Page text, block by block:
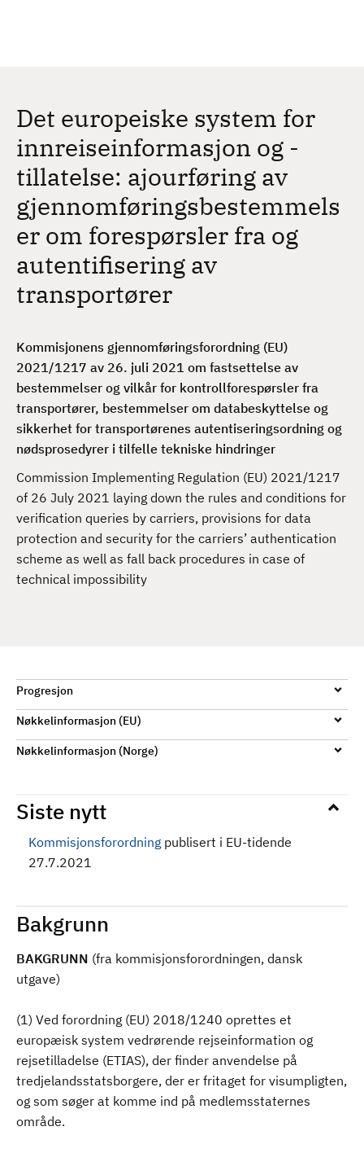
Det europeiske system for
innreiseinformasjon og -
tillatelse: ajourføring av
gjennomføringsbestemmels
er om forespørsler fra og
autentifisering av
transportører
Kommisjonens gjennomføringsforordning (EU)
2021/1217 av 26. juli 2021 om fastsettelse av
bestemmelser og vilkår for kontrollforespørsler fra
transportører, bestemmelser om databeskyttelse og
sikkerhet for transportørenes autentiseringsordning og
nødsprosedyrer i tilfelle tekniske hindringer
Commission Implementing Regulation (EU) 2021/1217
of 26 July 2021 laying down the rules and conditions for
verification queries by carriers, provisions for data
protection and security for the carriers’ authentication
scheme as well as fall back procedures in case of
technical impossibility
Progresjon
Nøkkelinformasjon (EU)
Nøkkelinformasjon (Norge)
Siste nytt
Kommisjonsforordning publisert i EU-tidende
27.7.2021
Bakgrunn
BAKGRUNN (fra kommisjonsforordningen, dansk
utgave)
(1) Ved forordning (EU) 2018/1240 oprettes et
europæisk system vedrørende rejseinformation og
rejsetilladelse (ETIAS), der finder anvendelse på
tredjelandsstatsborgere, der er fritaget for visumpligten,
og som søger at komme ind på medlemsstaternes
område.